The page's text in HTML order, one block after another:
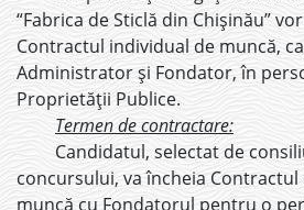
“Fabrica de Sticlă din Chișinău”
Contractul individual de muncă,
Administrator și Fondator, în
Proprietății Publice.
Termen de contractare:
Candidatul, selectat de
concursului, va încheia
muncă cu Fondatorul pentru o